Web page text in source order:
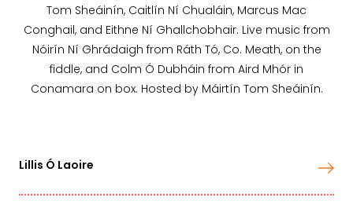
Tom Sheáinín, Caitlín Ní Chualáin, Marcus Mac
Conghail, and Eithne Ní Ghallchobhair. Live music from
Nóirín Ní Ghrádaigh from Ráth Tó, Co. Meath, on the
fiddle, and Colm Ó Dubháin from Aird Mhór in
Conamara on box. Hosted by Máirtín Tom Sheáinín.
Lillis Ó Laoire